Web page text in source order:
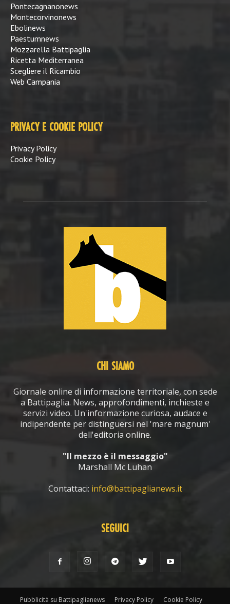
Pontecagnanonews
Montecorvinonews
Ebolinews
Paestumnews
Mozzarella Battipaglia
Ricetta Mediterranea
Scegliere il Ricambio
Web Campania
PRIVACY E COOKIE POLICY
Privacy Policy
Cookie Policy
CHI SIAMO
Giornale online di informazione territoriale, con sede
a Battipaglia. News, approfondimenti, inchieste e
servizi video. Un'informazione curiosa, audace e
indipendente per distinguersi nel 'mare magnum'
dell'editoria online.
"Il mezzo è il messaggio"
Marshall Mc Luhan
Contattaci: info@battipaglianews.it
SEGUICI
Pubblicità su Battipaglianews Privacy Policy Cookie Policy